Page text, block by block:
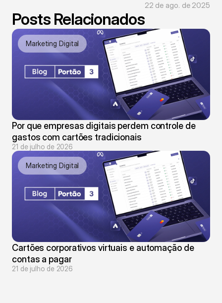
22 de ago. de 2025
Posts Relacionados
Marketing Digital
Por que empresas digitais perdem controle de
gastos com cartões tradicionais
21 de julho de 2026
Marketing Digital
Cartões corporativos virtuais e automação de
contas a pagar
21 de julho de 2026